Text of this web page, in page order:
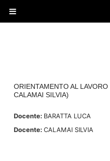
ORIENTAMENTO AL
CALAMAI SILVIA)
Docente: BARATTA LUCA
Docente: CALAMAI SILVIA